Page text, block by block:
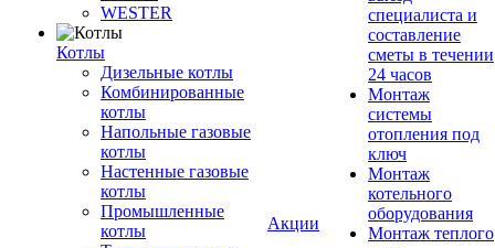
WESTER
Котлы
Дизельные котлы
Комбинированные
котлы
Напольные газовые
котлы
Настенные газовые
котлы
Промышленные
котлы
Акции
специалиста и
составление
сметы в течении
24 часов
Монтаж
системы
отопления под
ключ
Монтаж
котельного
оборудования
Монтаж теплого